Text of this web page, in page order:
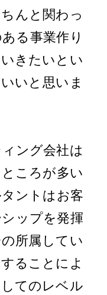
んと関わっ
る事業作り
きたいとい
いと思いま
ング会社は
ころが多い
ントはお客
ップを発揮
所属してい
ることによ
てのレベル